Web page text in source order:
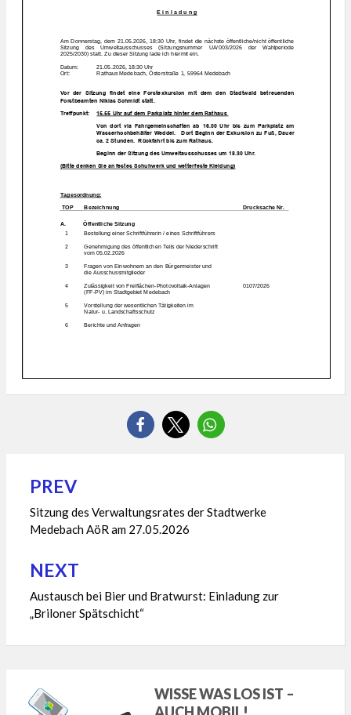
Beitragsnavigation
PREV
Sitzung des Verwaltungsrates der Stadtwerke
Medebach AöR am 27.05.2026
NEXT
Austausch bei Bier und Bratwurst: Einladung zur
„Briloner Spätschicht“
WISSE WAS LOS IST –